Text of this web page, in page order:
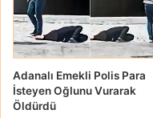
Adanalı Emekli Polis Para
İsteyen Oğlunu Vurarak
Öldürdü